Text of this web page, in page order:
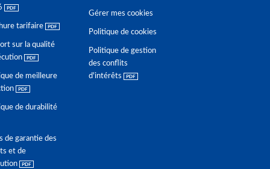
tarifaire
sur la qualité
de meilleure
de durabilité
de garantie des
et de
Gérer mes cookies
Politique de cookies
Politique de gestion
des conflits
d'intérêts